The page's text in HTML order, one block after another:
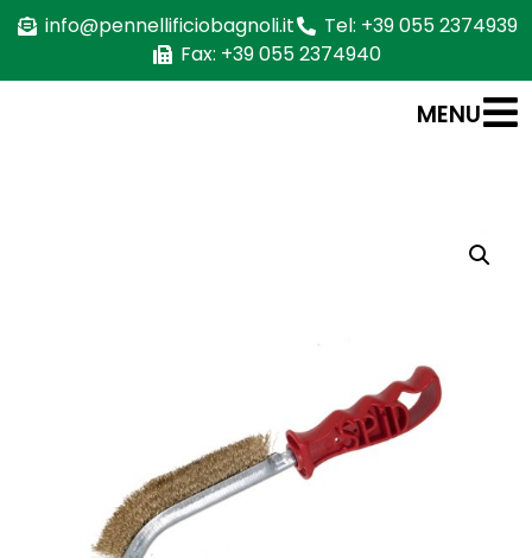
info@pennellificiobagnoli.it
Tel: +39 055 2374939
Fax: +39 055 2374940
MENU